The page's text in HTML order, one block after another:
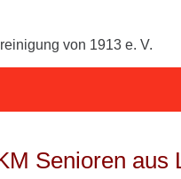
von 1913 e. V.
Senioren aus